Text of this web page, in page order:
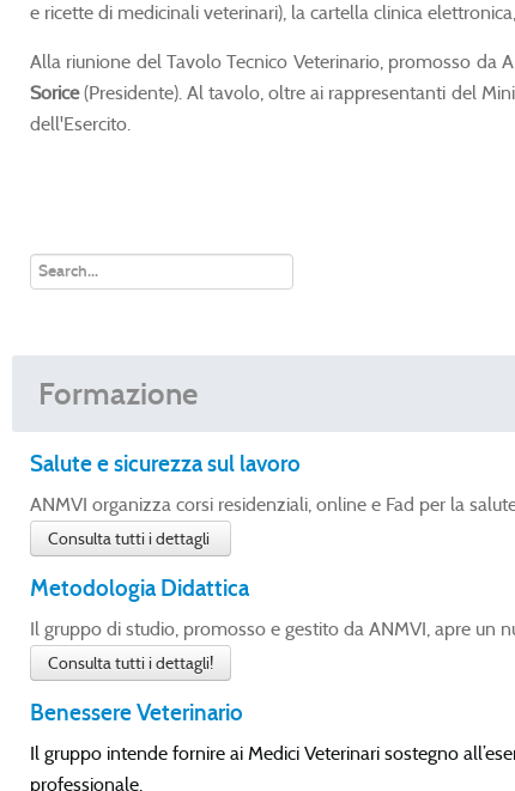
e ricette di medicinali veterinari), la cartella clinica
Alla riunione del Tavolo Tecnico Veterinario, promosso da
Sorice(Presidente). Al tavolo, oltre ai rappresentanti del
dell'Esercito.
Formazione
Salute e sicurezza sul lavoro
ANMVI organizza corsi residenziali, online e Fad per la
Consulta tutti i dettagli
Metodologia Didattica
Il gruppo di studio, promosso e gestito da ANMVI, apre un
Consulta tutti i dettagli!
Benessere Veterinario
Il gruppo intende fornire ai Medici Veterinari sostegno
professionale.